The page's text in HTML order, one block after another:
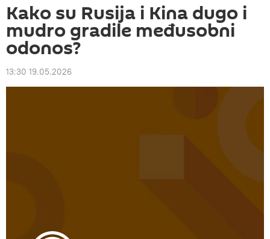
Kako su Rusija i Kina dugo i
mudro gradile međusobni
odonos?
13:30 19.05.2026